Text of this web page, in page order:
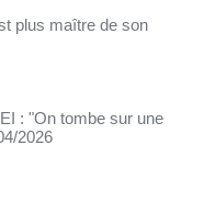
plus maître de son
: "On tombe sur une
2026